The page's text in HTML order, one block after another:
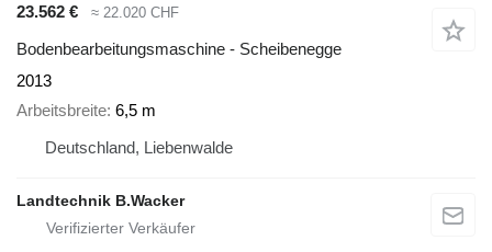
23.562 €
≈ 22.020 CHF
Bodenbearbeitungsmaschine - Scheibenegge
2013
Arbeitsbreite 6,5 m
Deutschland, Liebenwalde
Landtechnik B.Wacker